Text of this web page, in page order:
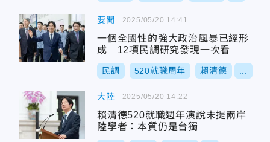
要聞
一個全國性的強大政治風暴已經形
成 12項民調研究發現一次看
民調 520就職周年 賴清德
2025/05/20 14:41
大陸
賴清德520就職週年演說未提兩岸
陸學者：本質仍是台獨
2025/05/20 14:22